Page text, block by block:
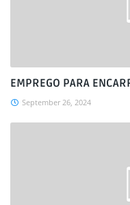
EMPREGO PARA
September 26, 2024